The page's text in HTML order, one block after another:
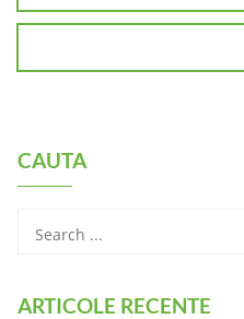
CAUTA
ARTICOLE RECENTE